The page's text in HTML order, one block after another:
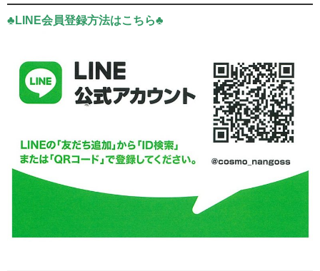
♣LINE会員登録方法はこちら♣